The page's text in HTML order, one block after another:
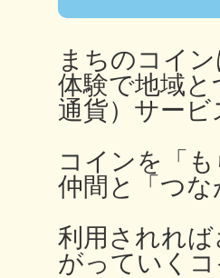
まちのコイ
体験で地域
通貨）サービ
コインを「
仲間と「つ
利用されれ
がっていくコ